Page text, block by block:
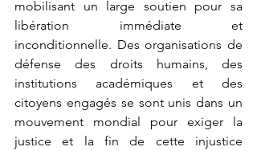
mobilisant un large soutien pour sa
libération immédiate et
inconditionnelle. Des organisations de
défense des droits humains, des
institutions académiques et des
citoyens engagés se sont unis dans un
mouvement mondial pour exiger la
justice et la fin de cette injustice